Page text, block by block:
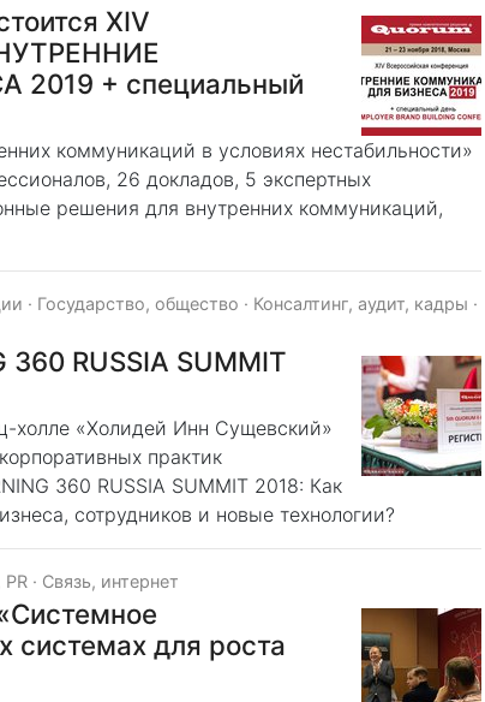
XIV
+ специальный
коммуникаций в условиях нестабильности»
26 докладов, 5 экспертных
решения для внутренних коммуникаций,
· Государство, общество · Консалтинг, аудит, кадры ·
360 RUSSIA SUMMIT
холле «Холидей Инн Сущевский»
практик
360 RUSSIA SUMMIT 2018: Как
сотрудников и новые технологии?
· Связь, интернет
системах для роста